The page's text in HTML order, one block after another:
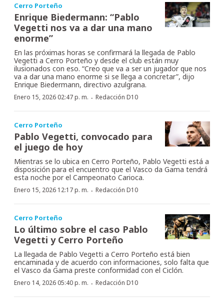
Cerro Porteño
Enrique Biedermann: “Pablo
Vegetti nos va a dar una mano
enorme”
En las próximas horas se confirmará la llegada de Pablo
Vegetti a Cerro Porteño y desde el club están muy
ilusionados con eso. “Creo que va a ser un jugador que nos
va a dar una mano enorme si se llega a concretar”, dijo
Enrique Biedermann, directivo azulgrana.
Enero 15, 2026 02:47 p. m. · Redacción D10
Cerro Porteño
Pablo Vegetti, convocado para
el juego de hoy
Mientras se lo ubica en Cerro Porteño, Pablo Vegetti está a
disposición para el encuentro que el Vasco da Gama tendrá
esta noche por el Campeonato Carioca.
Enero 15, 2026 12:17 p. m. · Redacción D10
Cerro Porteño
Lo último sobre el caso Pablo
Vegetti y Cerro Porteño
La llegada de Pablo Vegetti a Cerro Porteño está bien
encaminada y de acuerdo con informaciones, solo falta que
el Vasco da Gama preste conformidad con el Ciclón.
Enero 14, 2026 05:40 p. m. · Redacción D10